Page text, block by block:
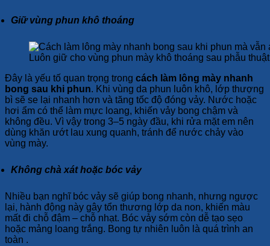
Giữ vùng phun khô thoáng
Luôn giữ cho vùng phun mày khô thoáng sau phẫu thuật
Đây là yếu tố quan trọng trong cách làm lông mày nhanh
bong sau khi phun. Khi vùng da phun luôn khô, lớp thượng
bì sẽ se lại nhanh hơn và tăng tốc độ đóng vảy. Nước hoặc
hơi ẩm có thể làm mực loang, khiến vảy bong chậm và
không đều. Vì vậy trong 3–5 ngày đầu, khi rửa mặt em nên
dùng khăn ướt lau xung quanh, tránh để nước chảy vào
vùng mày.
Không chà xát hoặc bóc vảy
Nhiều bạn nghĩ bóc vảy sẽ giúp bong nhanh, nhưng ngược
lại, hành động này gây tổn thương lớp da non, khiến màu
mất đi chỗ đậm – chỗ nhạt. Bóc vảy sớm còn dễ tạo sẹo
hoặc mảng loang trắng. Bong tự nhiên luôn là quá trình an
toàn .